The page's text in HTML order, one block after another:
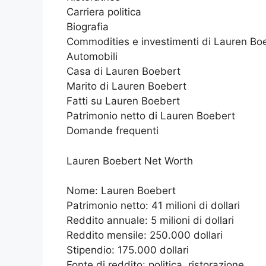
Carriera politica
Biografia
Commodities e investimenti di Lauren
Automobili
Casa di Lauren Boebert
Marito di Lauren Boebert
Fatti su Lauren Boebert
Patrimonio netto di Lauren Boebert
Domande frequenti
Lauren Boebert Net Worth
Nome: Lauren Boebert
Patrimonio netto: 41 milioni di dollari
Reddito annuale: 5 milioni di dollari
Reddito mensile: 250.000 dollari
Stipendio: 175.000 dollari